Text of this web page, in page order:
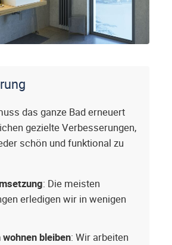
das ganze Bad erneuert
gezielte Verbesserungen,
schön und funktional zu
: Die meisten
erledigen wir in wenigen
wohnen bleiben: Wir arbeiten